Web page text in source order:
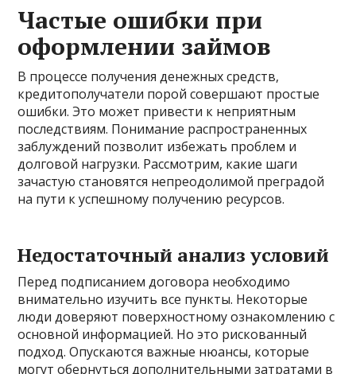
Частые ошибки при
оформлении займов
В процессе получения денежных средств,
кредитополучатели порой совершают простые
ошибки. Это может привести к неприятным
последствиям. Понимание распространенных
заблуждений позволит избежать проблем и
долговой нагрузки. Рассмотрим, какие шаги
зачастую становятся непреодолимой преградой
на пути к успешному получению ресурсов.
Недостаточный анализ условий
Перед подписанием договора необходимо
внимательно изучить все пункты. Некоторые
люди доверяют поверхностному ознакомлению с
основной информацией. Но это рискованный
подход. Опускаются важные нюансы, которые
могут обернуться дополнительными затратами в